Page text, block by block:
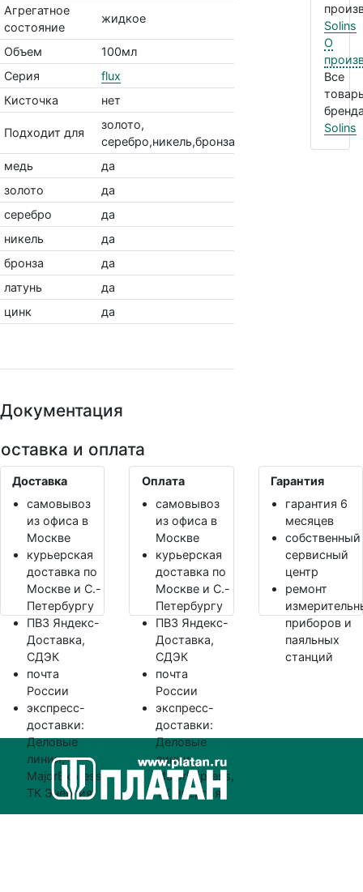
Агрегатное
состояние
жидкое
Объем
100мл
Серия
flux
Кисточка
нет
Подходит для
золото,
серебро,никель,бронза,латунь,цинк,медь
медь
да
золото
да
серебро
да
никель
да
бронза
да
латунь
да
цинк
да
Solins
О
Все
Solins
Документация
и оплата
Доставка
самовывоз
из офиса в
Москве
курьерская
доставка по
Москве и С.-
Петербургу
ПВЗ Яндекс-
Доставка,
СДЭК
почта
России
экспресс-
доставки:
Деловые
линии,
MajorExpress,
ТК Энергия
Оплата
самовывоз
из офиса в
Москве
курьерская
доставка по
Москве и С.-
Петербургу
ПВЗ Яндекс-
Доставка,
СДЭК
почта
России
экспресс-
доставки:
Деловые
линии,
MajorExpress,
ТК Энергия
Гарантия
гарантия 6
месяцев
собственный
сервисный
центр
ремонт
приборов и
паяльных
станций